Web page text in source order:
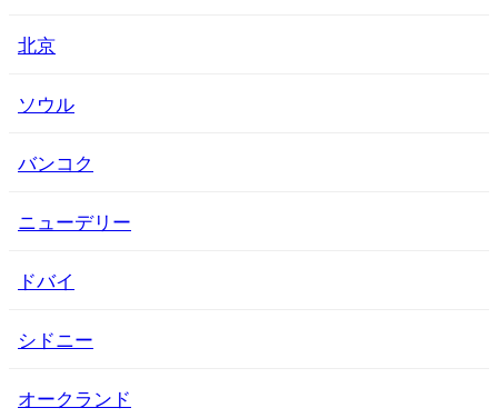
北京
ソウル
バンコク
ニューデリー
ドバイ
シドニー
オークランド